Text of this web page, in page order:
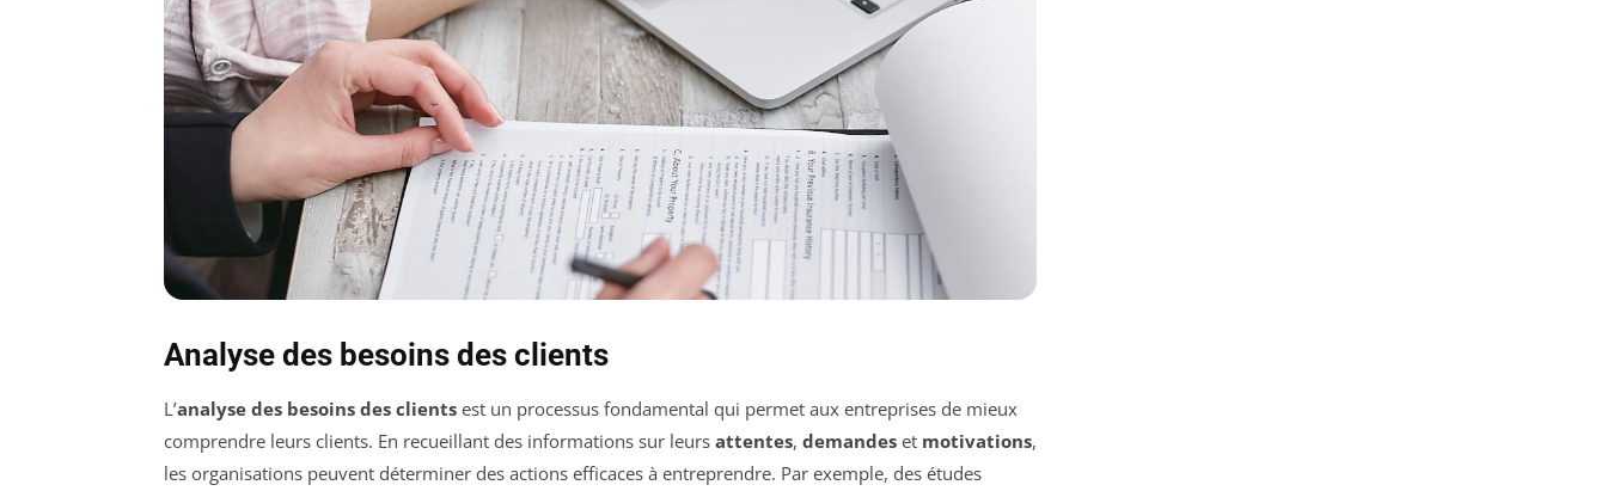
Analyse des besoins des clients
L’analyse des besoins des clients est un processus fondamental qui permet aux entreprises de mieux
comprendre leurs clients. En recueillant des informations sur leurs attentes, demandes et motivations,
les organisations peuvent déterminer des actions efficaces à entreprendre. Par exemple, des études